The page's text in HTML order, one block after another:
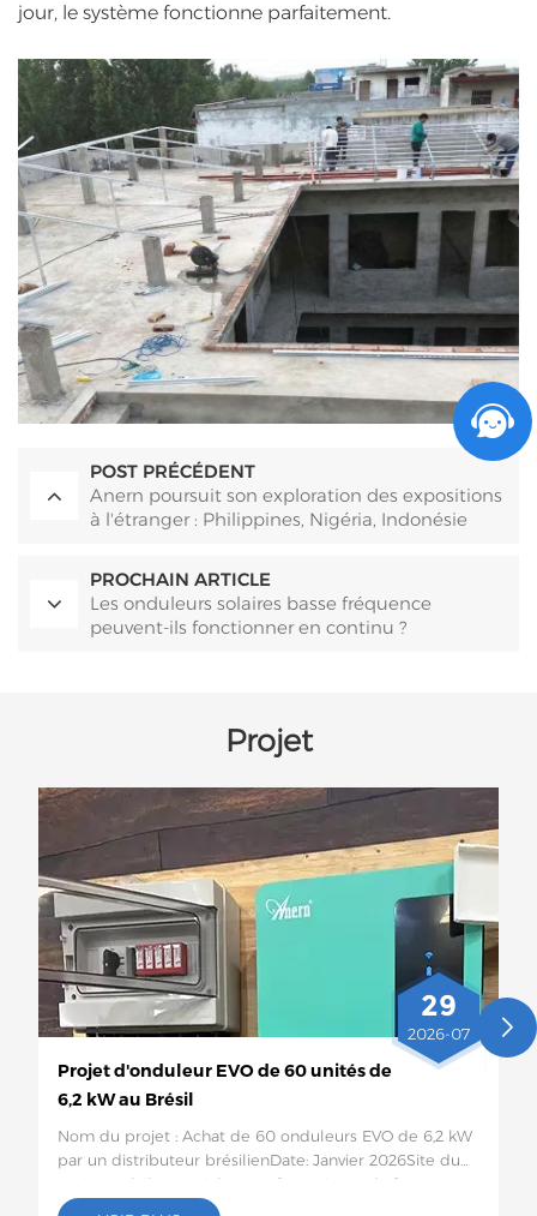
jour, le système fonctionne parfaitement.
POST PRÉCÉDENT
Anern poursuit son exploration des expositions
à l'étranger : Philippines, Nigéria, Indonésie
PROCHAIN ARTICLE
Les onduleurs solaires basse fréquence
peuvent-ils fonctionner en continu ?
Projet
29
2026-07
Projet d'onduleur EVO de 60 unités de
6,2 kW au Brésil
Nom du projet : Achat de 60 onduleurs EVO de 6,2 kW
par un distributeur brésilienDate: Janvier 2026Site du
projet :Brésil Quantité et configuration spécifique : 60
onduleurs solaires EVO de 6,2 kWDescription du